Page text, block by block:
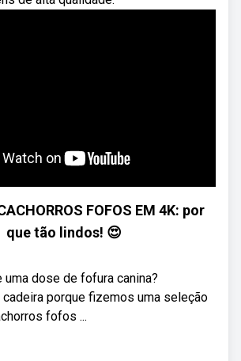
FOFOS EM 4K: por
que tão lindos! 😍
dose de fofura canina?
porque fizemos uma seleção
fofos ...